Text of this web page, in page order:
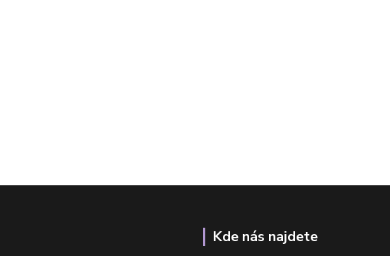
Kde nás najdete